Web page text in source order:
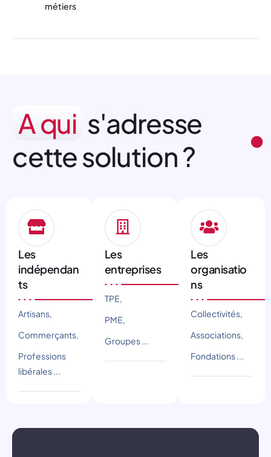
métiers
A qui s'adresse
cette solution ?
Les
indépendan
ts
Artisans,
Commerçants,
Professions
libérales ...
Les
entreprises
TPE,
PME,
Groupes ...
Les
organisatio
ns
Collectivités,
Associations,
Fondations ...